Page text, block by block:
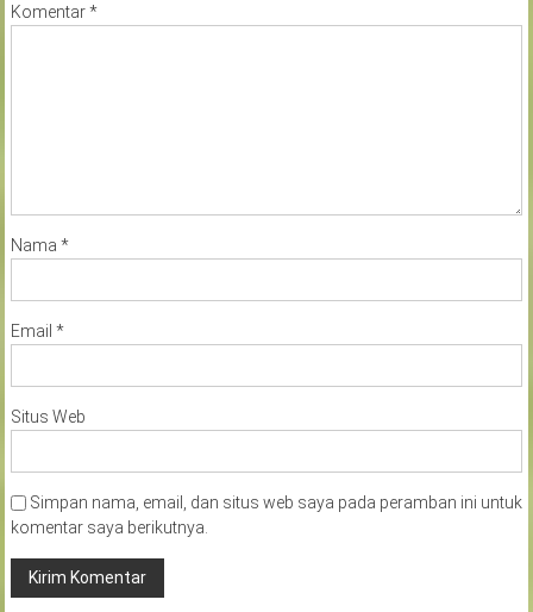
Komentar*
Nama *
Email *
Situs Web
Simpan nama, email, dan situs web saya pada peramban ini untuk
komentar saya berikutnya.